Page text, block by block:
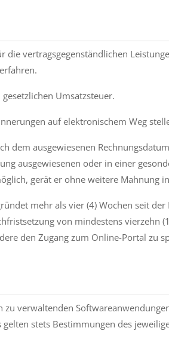
die vertragsgegenständlichen
Umsatzsteuer.
auf elektronischem Weg
dem ausgewiese­nen
ausge­wiesenen oder in einer
gerät er ohne weitere Mahnung
mehr als vier (4) Wochen seit
von mindestens vierzehn
den Zugang zum Online-Portal zu
verwaltenden
stets Bestimmungen des